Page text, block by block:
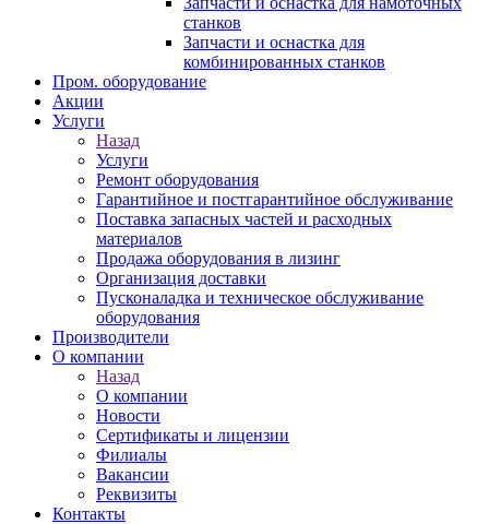
станков
Запчасти и оснастка для
комбинированных станков
Пром. оборудование
Акции
Услуги
Назад
Услуги
Ремонт оборудования
Гарантийное и постгарантийное обслуживание
Поставка запасных частей и расходных
материалов
Продажа оборудования в лизинг
Организация доставки
Пусконаладка и техническое обслуживание
оборудования
Производители
О компании
Назад
О компании
Новости
Сертификаты и лицензии
Филиалы
Вакансии
Реквизиты
Контакты